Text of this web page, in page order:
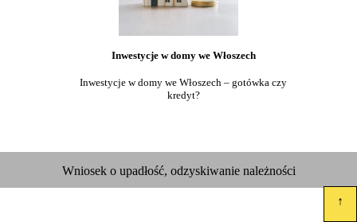
Inwestycje w domy we Włoszech
Inwestycje w domy we Włoszech – gotówka czy
kredyt?
Wniosek o upadłość, odzyskiwanie należności
↑